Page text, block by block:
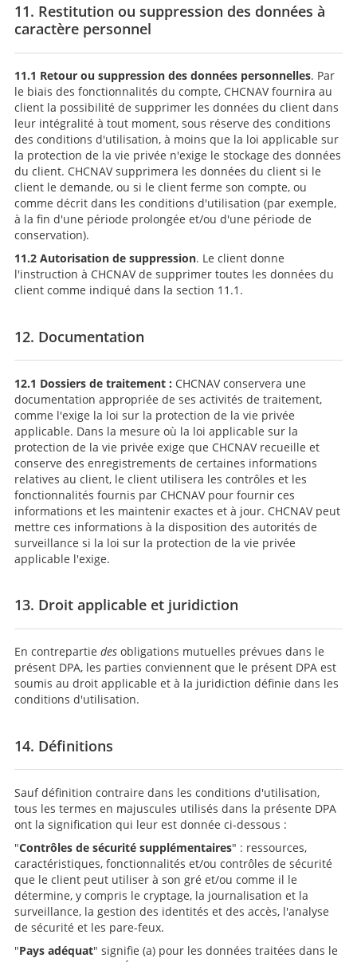
11. Restitution ou suppression des données à
caractère personnel
11.1 Retour ou suppression des données personnelles. Par
le biais des fonctionnalités du compte, CHCNAV fournira au
client la possibilité de supprimer les données du client dans
leur intégralité à tout moment, sous réserve des conditions
des conditions d'utilisation, à moins que la loi applicable sur
la protection de la vie privée n'exige le stockage des données
du client. CHCNAV supprimera les données du client si le
client le demande, ou si le client ferme son compte, ou
comme décrit dans les conditions d'utilisation (par exemple,
à la fin d'une période prolongée et/ou d'une période de
conservation).
11.2 Autorisation de suppression. Le client donne
l'instruction à CHCNAV de supprimer toutes les données du
client comme indiqué dans la section 11.1.
12. Documentation
12.1 Dossiers de traitement : CHCNAV conservera une
documentation appropriée de ses activités de traitement,
comme l'exige la loi sur la protection de la vie privée
applicable. Dans la mesure où la loi applicable sur la
protection de la vie privée exige que CHCNAV recueille et
conserve des enregistrements de certaines informations
relatives au client, le client utilisera les contrôles et les
fonctionnalités fournis par CHCNAV pour fournir ces
informations et les maintenir exactes et à jour. CHCNAV peut
mettre ces informations à la disposition des autorités de
surveillance si la loi sur la protection de la vie privée
applicable l'exige.
13. Droit applicable et juridiction
En contrepartie desobligations mutuelles prévues dans le
présent DPA, les parties conviennent que le présent DPA est
soumis au droit applicable et à la juridiction définie dans les
conditions d'utilisation.
14. Définitions
Sauf définition contraire dans les conditions d'utilisation,
tous les termes en majuscules utilisés dans la présente DPA
ont la signification qui leur est donnée ci-dessous :
"Contrôles de sécurité supplémentaires" : ressources,
caractéristiques, fonctionnalités et/ou contrôles de sécurité
que le client peut utiliser à son gré et/ou comme il le
détermine, y compris le cryptage, la journalisation et la
surveillance, la gestion des identités et des accès, l'analyse
de sécurité et les pare-feux.
"Pays adéquat" signifie (a) pour les données traitées dans le